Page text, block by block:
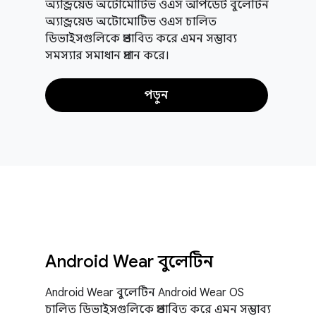
অ্যান্ড্রয়েড অটোমোটিভ ওএস আপডেট বুলেটিন
অ্যান্ড্রয়েড অটোমোটিভ ওএস চালিত
ডিভাইসগুলিকে প্রভাবিত করে এমন সম্ভাব্য
সমস্যার সমাধান প্রদান করে।
পড়ুন
Android Wear বুলেটিন
Android Wear বুলেটিন Android Wear OS
চালিত ডিভাইসগুলিকে প্রভাবিত করে এমন সম্ভাব্য